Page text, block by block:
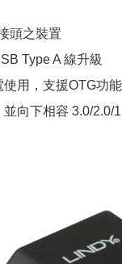
頭之裝置
Type A 線升級
用，支援OTG功能
向下相容 3.0/2.0/